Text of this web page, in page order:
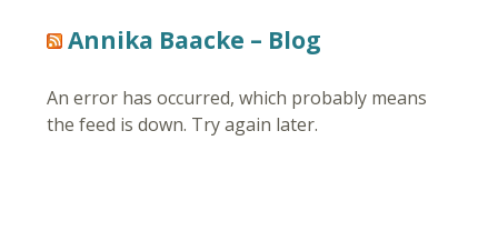
Annika Baacke – Blog
An error has occurred, which probably means
the feed is down. Try again later.